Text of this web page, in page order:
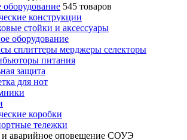
оборудование 545 товаров
конструкции
стойки и аксесcуары
оборудование
сплиттеры мерджеры селекторы
питания
защита
для нот
коробки
тележки